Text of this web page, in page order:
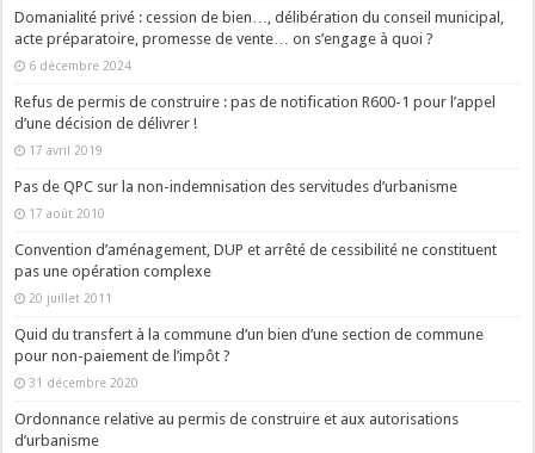
Domanialité privé : cession de bien…, délibération du conseil municipal,
acte préparatoire, promesse de vente… on s’engage à quoi ?
6 décembre 2024
Refus de permis de construire : pas de notification R600-1 pour l’appel
d’une décision de délivrer !
17 avril 2019
Pas de QPC sur la non-indemnisation des servitudes d’urbanisme
17 août 2010
Convention d’aménagement, DUP et arrêté de cessibilité ne constituent
pas une opération complexe
20 juillet 2011
Quid du transfert à la commune d’un bien d’une section de commune
pour non-paiement de l’impôt ?
31 décembre 2020
Ordonnance relative au permis de construire et aux autorisations
d’urbanisme